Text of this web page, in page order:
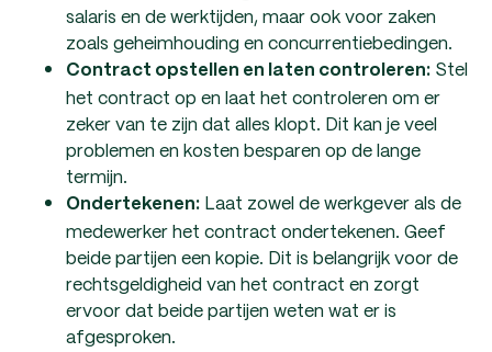
salaris en de werktijden, maar ook voor zaken
zoals geheimhouding en concurrentiebedingen.
Contract opstellen en laten controleren: Stel
het contract op en laat het controleren om er
zeker van te zijn dat alles klopt. Dit kan je veel
problemen en kosten besparen op de lange
termijn.
Ondertekenen: Laat zowel de werkgever als de
medewerker het contract ondertekenen. Geef
beide partijen een kopie. Dit is belangrijk voor de
rechtsgeldigheid van het contract en zorgt
ervoor dat beide partijen weten wat er is
afgesproken.